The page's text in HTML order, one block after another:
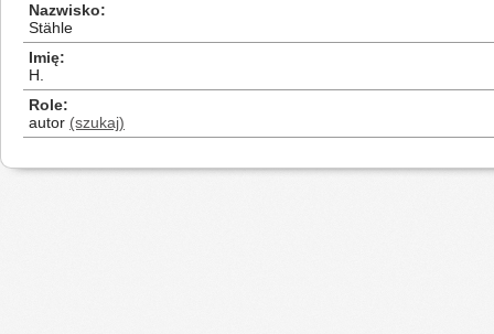
Nazwisko
Stähle
Imię
H.
Role
autor (szukaj)